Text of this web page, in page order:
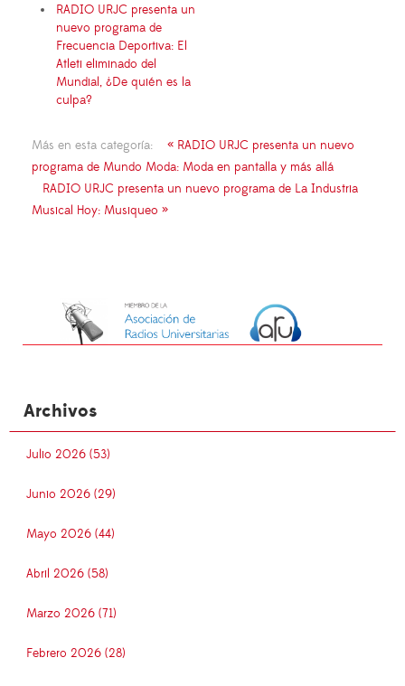
RADIO URJC presenta un
nuevo programa de
Frecuencia Deportiva: El
Atleti eliminado del
Mundial, ¿De quién es la
culpa?
Más en esta categoría:
« RADIO URJC presenta un nuevo
programa de Mundo Moda: Moda en pantalla y más allá
RADIO URJC presenta un nuevo programa de La Industria
Musical Hoy: Musiqueo »
Archivos
Julio 2026 (53)
Junio 2026 (29)
Mayo 2026 (44)
Abril 2026 (58)
Marzo 2026 (71)
Febrero 2026 (28)